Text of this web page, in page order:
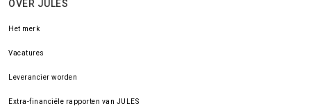
OVER JULES
Het merk
Vacatures
Leverancier worden
Extra-financiële rapporten van JULES